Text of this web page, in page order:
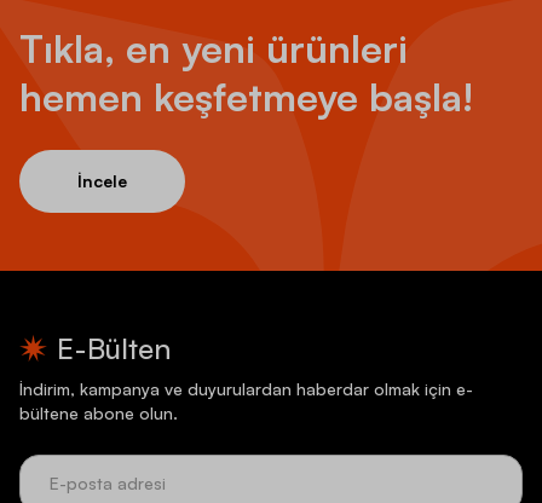
Tıkla, en yeni ürünleri
hemen keşfetmeye başla!
İncele
E-Bülten
İndirim, kampanya ve duyurulardan haberdar olmak için e-
bültene abone olun.